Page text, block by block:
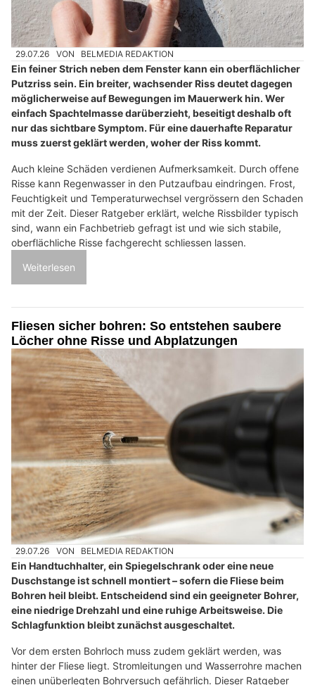
29.07.26 VON BELMEDIA REDAKTION
Ein feiner Strich neben dem Fenster kann ein oberflächlicher
Putzriss sein. Ein breiter, wachsender Riss deutet dagegen
möglicherweise auf Bewegungen im Mauerwerk hin. Wer
einfach Spachtelmasse darüberzieht, beseitigt deshalb oft
nur das sichtbare Symptom. Für eine dauerhafte Reparatur
muss zuerst geklärt werden, woher der Riss kommt.
Auch kleine Schäden verdienen Aufmerksamkeit. Durch offene
Risse kann Regenwasser in den Putzaufbau eindringen. Frost,
Feuchtigkeit und Temperaturwechsel vergrössern den Schaden
mit der Zeit. Dieser Ratgeber erklärt, welche Rissbilder typisch
sind, wann ein Fachbetrieb gefragt ist und wie sich stabile,
oberflächliche Risse fachgerecht schliessen lassen.
Weiterlesen
Fliesen sicher bohren: So entstehen saubere
Löcher ohne Risse und Abplatzungen
29.07.26 VON BELMEDIA REDAKTION
Ein Handtuchhalter, ein Spiegelschrank oder eine neue
Duschstange ist schnell montiert – sofern die Fliese beim
Bohren heil bleibt. Entscheidend sind ein geeigneter Bohrer,
eine niedrige Drehzahl und eine ruhige Arbeitsweise. Die
Schlagfunktion bleibt zunächst ausgeschaltet.
Vor dem ersten Bohrloch muss zudem geklärt werden, was
hinter der Fliese liegt. Stromleitungen und Wasserrohre machen
einen unüberlegten Bohrversuch gefährlich. Dieser Ratgeber